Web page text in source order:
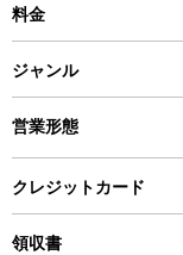
料金
ジャンル
営業形態
クレジットカード
領収書